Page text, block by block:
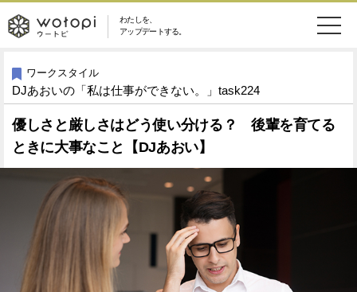
わたしを、
アップデートする。
wotopi
-
ウ
ー
ト
ピ
メ
ニ
ュ
ー
恋愛・結婚
美容・コスメ 妊娠・出産
健康
ライフスタイル
ソーシャル
アイテム
ワークスタイル
DJあおいの「私は仕事ができない。」task224
優しさと厳しさはどう使い分ける？ 後輩を育てる
ときに大事なこと【DJあおい】